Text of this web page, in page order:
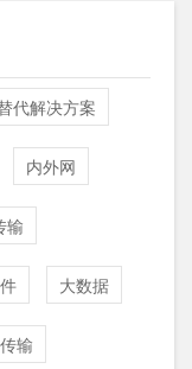
代解决方案
内外网
输
大数据
输